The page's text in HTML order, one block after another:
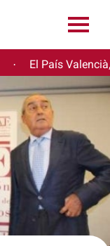
· El País